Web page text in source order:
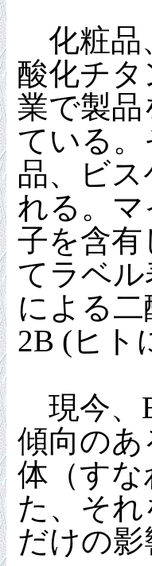
化粧品
酸化チ
業で製
ている
品、ビ
れる。マ
子を含有
てラベ
による
2B (ヒト
現今、
傾向の
体（す
た、そ
だけの